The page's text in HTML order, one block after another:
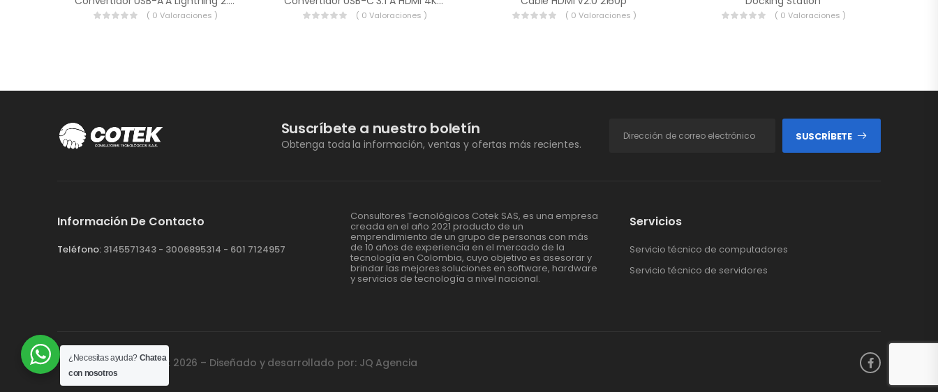
( 0 Valoraciones ) ( 0 Valoraciones ) ( 0 Valoraciones ) ( 0 Valoraciones )
Suscríbete a nuestro boletín
Obtenga toda la información, ventas y ofertas más recientes.
SUSCRÍBETE
Información De Contacto
Teléfono: 3145571343 - 3006895314 - 601 7124957
Consultores Tecnológicos Cotek SAS, es una empresa
creada en el año 2021 producto de un
emprendimiento de un grupo de personas con más
de 10 años de experiencia en el mercado de la
tecnología en Colombia, cuyo objetivo es asesorar y
brindar las mejores soluciones en software, hardware
y servicios de tecnología a nivel nacional.
Servicios
Servicio técnico de computadores
Servicio técnico de servidores
© Copyright 2026 – Diseñado y desarrollado por: JQ Agencia
¿Necesitas ayuda? Chatea
con nosotros